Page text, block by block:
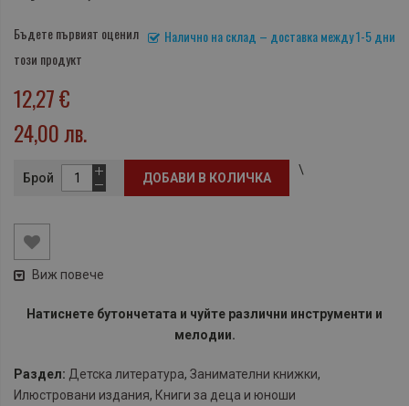
Налично на склад – доставка между 1-5 дни
Бъдете първият оценил
този продукт
12,27 €
24,00 лв.
Брой ДОБАВИ В КОЛИЧКА
\
Виж повече
Натиснете бутончетата и чуйте различни инструменти и
мелодии.
Раздел: Детска литература, Занимателни книжки,
Илюстровани издания, Книги за деца и юноши